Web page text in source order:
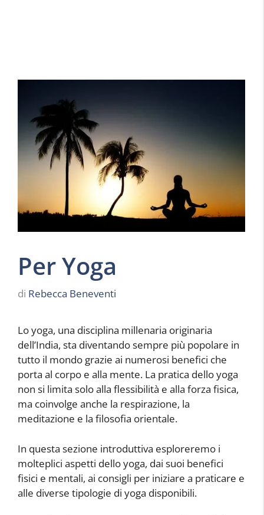
Per Yoga
di Rebecca Beneventi
Lo yoga, una disciplina millenaria originaria
dell’India, sta diventando sempre più popolare in
tutto il mondo grazie ai numerosi benefici che
porta al corpo e alla mente. La pratica dello yoga
non si limita solo alla flessibilità e alla forza fisica,
ma coinvolge anche la respirazione, la
meditazione e la filosofia orientale.
In questa sezione introduttiva esploreremo i
molteplici aspetti dello yoga, dai suoi benefici
fisici e mentali, ai consigli per iniziare a praticare e
alle diverse tipologie di yoga disponibili.